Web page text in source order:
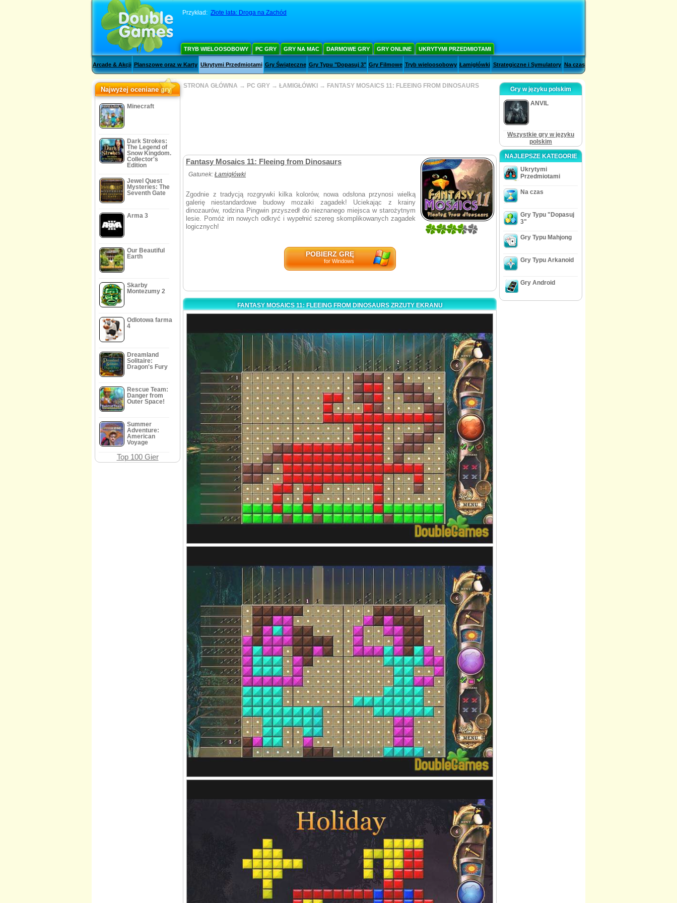
Przykład: Złote lata: Droga na Zachód
TRYB WIELOOSOBOWY PC GRY GRY NA MAC DARMOWE GRY GRY ONLINE UKRYTYMI PRZEDMIOTAMI
Arcade & Akcji Planszowe oraz w Karty Ukrytymi Przedmiotami Gry Świąteczne Gry Typu "Dopasuj 3" Gry Filmowe Tryb wieloosobowy Łamigłówki Strategiczne i Symulatory Na czas
Najwyżej oceniane gry
Minecraft
Dark Strokes:
The Legend of
Snow Kingdom.
Collector's
Edition
Jewel Quest
Mysteries: The
Seventh Gate
Arma 3
Our Beautiful
Earth
Skarby
Montezumy 2
Odlotowa farma
4
Dreamland
Solitaire:
Dragon's Fury
Rescue Team:
Danger from
Outer Space!
Summer
Adventure:
American
Voyage
Top 100 Gier
STRONA GŁÓWNA → PC GRY → ŁAMIGŁÓWKI → FANTASY MOSAICS 11: FLEEING FROM DINOSAURS
3
Fantasy Mosaics 11: Fleeing from Dinosaurs
Gatunek: Łamigłówki
Zgodnie z tradycją rozgrywki kilka kolorów, nowa odsłona przynosi wielką
galerię niestandardowe budowy mozaiki zagadek! Uciekając z krainy
dinozaurów, rodzina Pingwin przyszedł do nieznanego miejsca w starożytnym
lesie. Pomóż im nowych odkryć i wypełnić szereg skomplikowanych zagadek
logicznych!
POBIERZ GRĘ
for Windows
FANTASY MOSAICS 11: FLEEING FROM DINOSAURS ZRZUTY EKRANU
Gry w języku polskim
ANVIL
Wszystkie gry w języku
polskim
NAJLEPSZE KATEGORIE
Ukrytymi
Przedmiotami
Na czas
Gry Typu "Dopasuj
3"
Gry Typu Mahjong
Gry Typu Arkanoid
Gry Android